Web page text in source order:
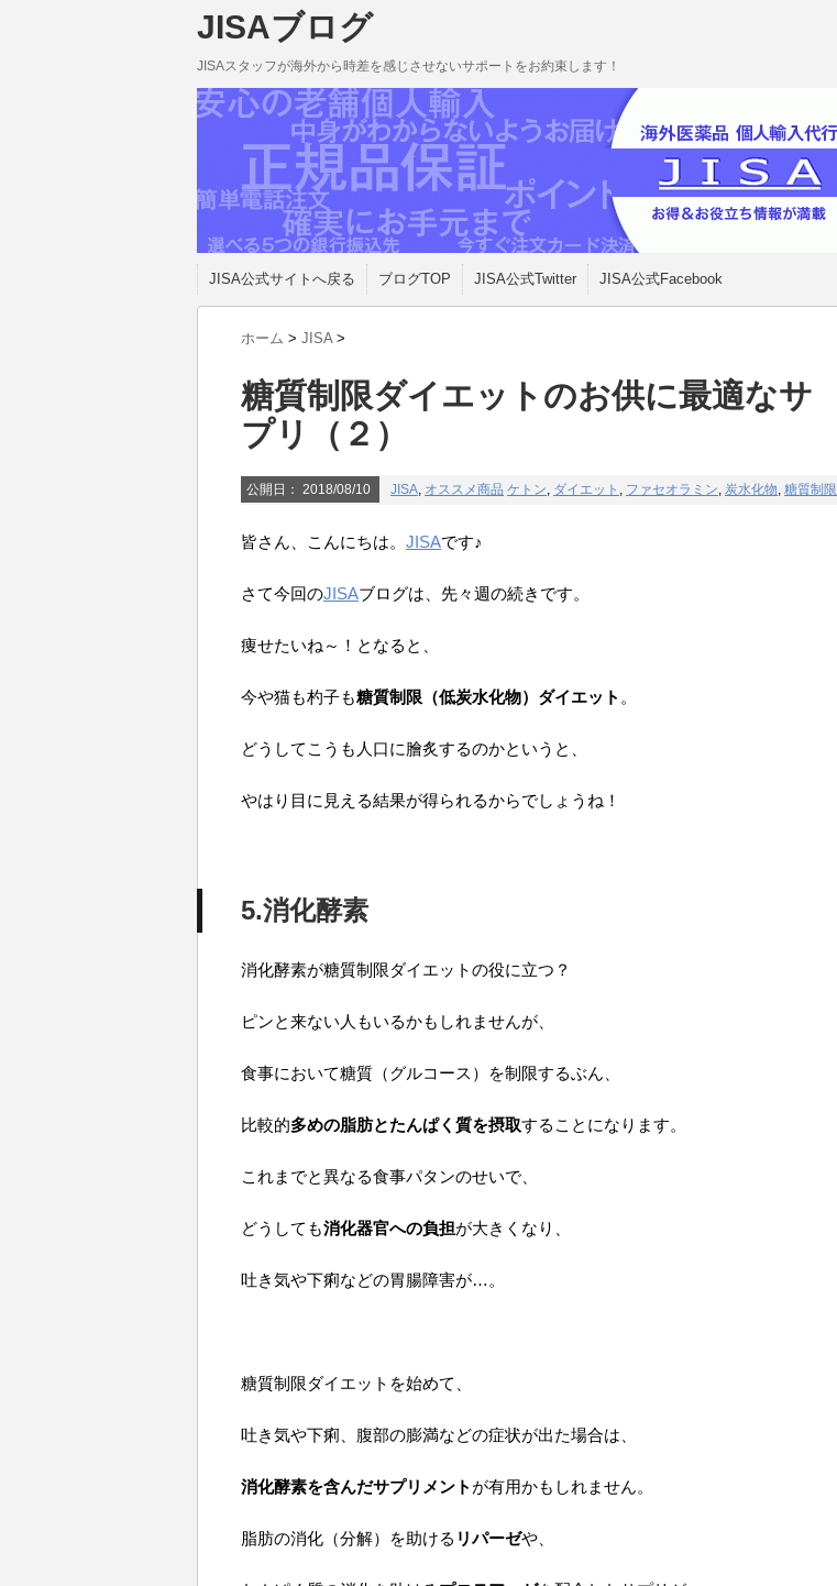
JISAブログ
JISAスタッフが海外から時差を感じさせないサポートをお約束します！
JISA公式サイトへ戻る ブログTOP JISA公式Twitter JISA公式Facebook
ホーム > JISA >
糖質制限ダイエットのお供に最適なサ
プリ（２）
公開日： 2018/08/10 JISA, オススメ商品 ケトン, ダイエット , ファセオラミン, 炭水化物, 糖質制限
皆さん、こんにちは。 JISAです♪
さて今回のJISAブログは、先々週の続きです。
痩せたいね～！となると、
今や猫も杓子も糖質制限（低炭水化物）ダイエット 。
どうしてこうも人口に膾炙するのかというと、
やはり目に見える結果が得られるからでしょうね！
5.消化酵素
消化酵素が糖質制限ダイエットの役に立つ？
ピンと来ない人もいるかもしれませんが、
食事において糖質（グルコース）を制限するぶん、
比較的多めの脂肪とたんぱく質を摂取することになります。
これまでと異なる食事パタンのせいで、
どうしても消化器官への負担が大きくなり、
吐き気や下痢などの胃腸障害が…。
糖質制限ダイエットを始めて、
吐き気や下痢、腹部の膨満などの症状が出た場合は、
消化酵素を含んだサプリメント が有用かもしれません。
脂肪の消化（分解）を助ける リパーゼや、